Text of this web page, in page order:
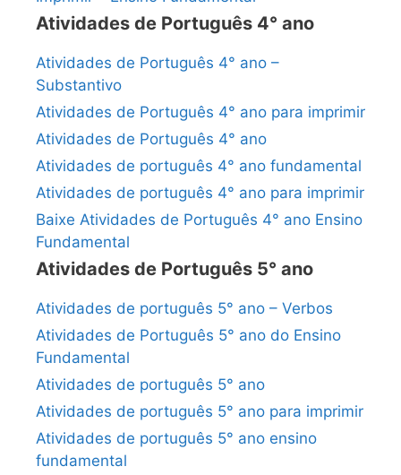
Atividades de Português 4° ano
Atividades de Português 4° ano –
Substantivo
Atividades de Português 4° ano para imprimir
Atividades de Português 4° ano
Atividades de português 4° ano fundamental
Atividades de português 4° ano para imprimir
Baixe Atividades de Português 4° ano Ensino
Fundamental
Atividades de Português 5° ano
Atividades de português 5° ano – Verbos
Atividades de Português 5° ano do Ensino
Fundamental
Atividades de português 5° ano
Atividades de português 5° ano para imprimir
Atividades de português 5° ano ensino
fundamental